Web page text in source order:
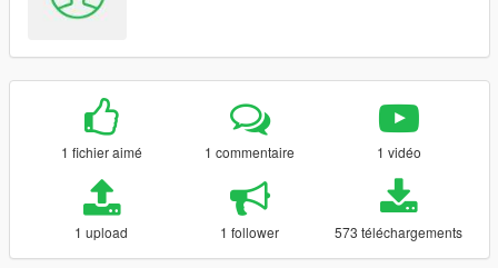
1 fichier aimé 1 commentaire 1 vidéo
1 upload 1 follower 573 téléchargements